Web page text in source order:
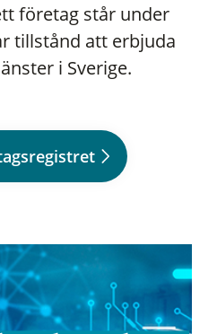
företag står under
tillstånd att erbjuda
i Sverige.